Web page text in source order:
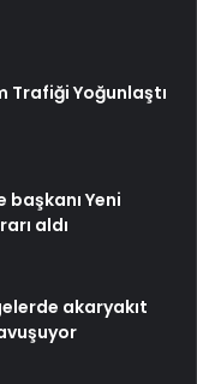
Trafiği Yoğunlaştı
başkanı Yeni
aldı
akaryakıt